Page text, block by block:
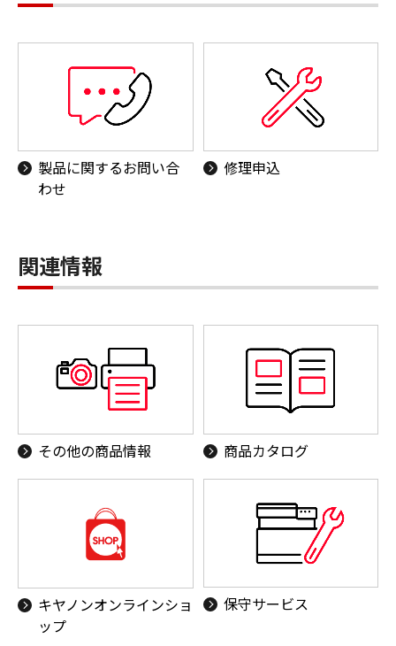
製品に関するお問い合
わせ
修理申込
関連情報
その他の商品情報 商品カタログ
キヤノンオンラインショ
ップ
保守サービス